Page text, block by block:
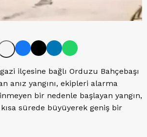
ilçesine bağlı Orduzu Bahçebaşı
anız yangını, ekipleri alarma
bir nedenle başlayan yangın,
sürede büyüyerek geniş bir